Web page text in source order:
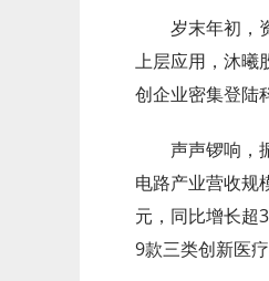
岁末年初，
上层应用，沐曦
创企业密集登陆
声声锣响，
电路产业营收规
元，同比增长超
9款三类创新医